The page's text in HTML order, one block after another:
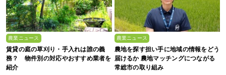
農業ニュース
賃貸の庭の草刈り・手入れは誰の義
務？ 物件別の対応やおすすめ業者を
紹介
農業ニュース
農地を探す担い手に地域の情報をどう
届けるか 農地マッチングにつながる
常総市の取り組み